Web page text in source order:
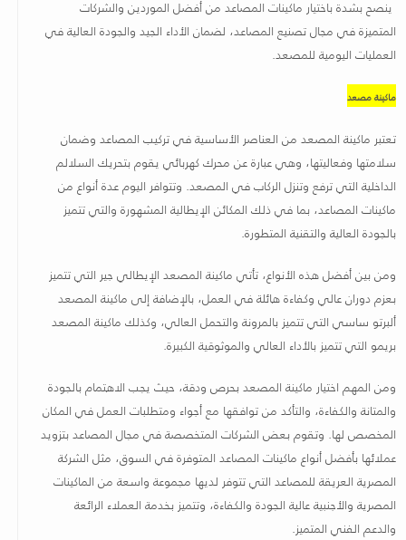
ينصح بشدة باختيار ماكينات المصاعد من أفضل الموردين والشركات
المتميزة في مجال تصنيع المصاعد، لضمان الأداء الجيد والجودة العالية في
العمليات اليومية للمصعد.
ماكينة مصعد
تعتبر ماكينة المصعد من العناصر الأساسية في تركيب المصاعد وضمان
سلامتها وفعاليتها، وهي عبارة عن محرك كهربائي يقوم بتحريك السلالم
الداخلية التي ترفع وتنزل الركاب في المصعد. وتتوافر اليوم عدة أنواع من
ماكينات المصاعد، بما في ذلك المكائن الإيطالية المشهورة والتي تتميز
بالجودة العالية والتقنية المتطورة.
ومن بين أفضل هذه الأنواع، تأتي ماكينة المصعد الإيطالي جير التي تتميز
بعزم دوران عالي وكفاءة هائلة في العمل، بالإضافة إلى ماكينة المصعد
ألبرتو ساسي التي تتميز بالمرونة والتحمل العالي، وكذلك ماكينة المصعد
بريمو التي تتميز بالأداء العالي والموثوقية الكبيرة.
ومن المهم اختيار ماكينة المصعد بحرص ودقة، حيث يجب الاهتمام بالجودة
والمتانة والكفاءة، والتأكد من توافقها مع أجواء ومتطلبات العمل في المكان
المخصص لها. وتقوم بعض الشركات المتخصصة في مجال المصاعد بتزويد
عملائها بأفضل أنواع ماكينات المصاعد المتوفرة في السوق، مثل الشركة
المصرية العريقة للمصاعد التي تتوفر لديها مجموعة واسعة من الماكينات
المصرية والأجنبية عالية الجودة والكفاءة، وتتميز بخدمة العملاء الرائعة
والدعم الفني المتميز.